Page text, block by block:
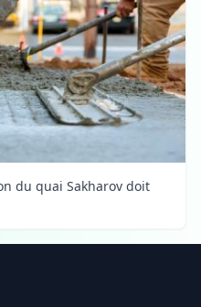
du quai Sakharov doit